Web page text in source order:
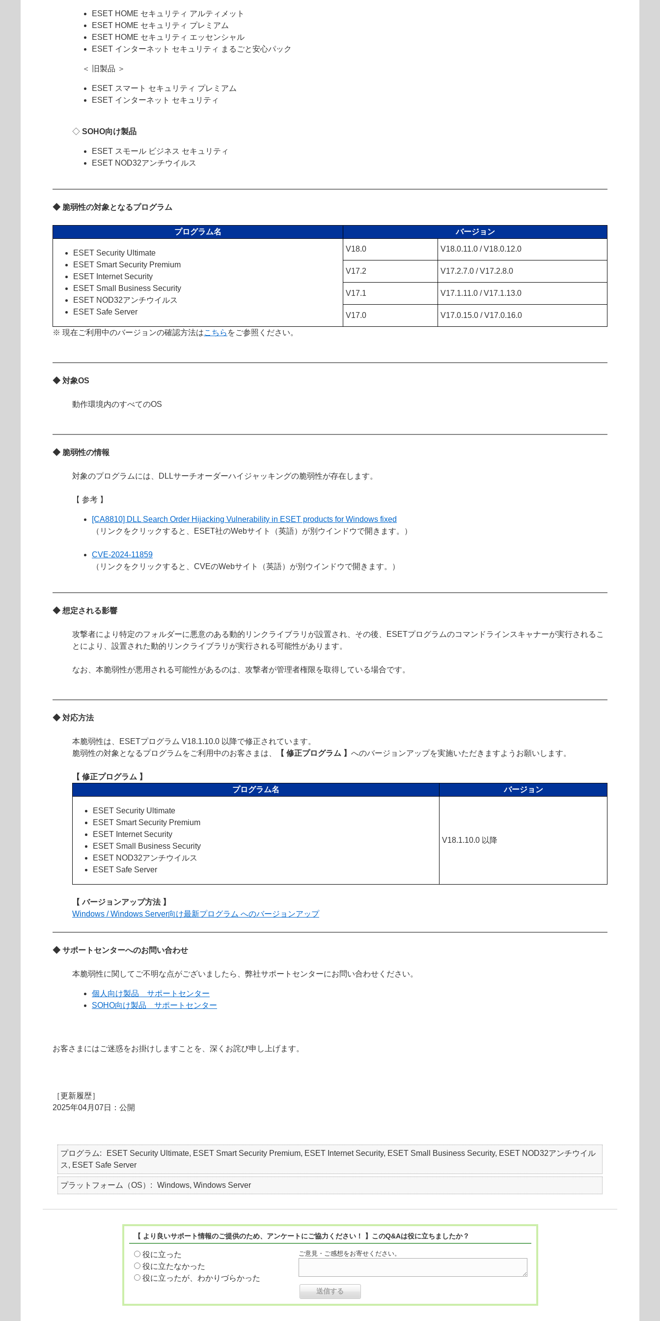
ESET HOME セキュリティ アルティメット
ESET HOME セキュリティ プレミアム
ESET HOME セキュリティ エッセンシャル
ESET インターネット セキュリティ まるごと安心パック
＜ 旧製品 ＞
ESET スマート セキュリティ プレミアム
ESET インターネット セキュリティ
◇ SOHO向け製品
ESET スモール ビジネス セキュリティ
ESET NOD32アンチウイルス
◆ 脆弱性の対象となるプログラム
プログラム名 バージョン
ESET Security Ultimate
ESET Smart Security Premium
ESET Internet Security
ESET Small Business Security
ESET NOD32アンチウイルス
ESET Safe Server
V18.0 V18.0.11.0 / V18.0.12.0
V17.2 V17.2.7.0 / V17.2.8.0
V17.1 V17.1.11.0 / V17.1.13.0
V17.0 V17.0.15.0 / V17.0.16.0
※ 現在ご利用中のバージョンの確認方法はこちら をご参照ください。
◆ 対象OS
動作環境内のすべてのOS
◆ 脆弱性の情報
対象のプログラムには、DLLサーチオーダーハイジャッキングの脆弱性が存在します。
【 参考 】
[CA8810] DLL Search Order Hijacking Vulnerability in ESET products for Windows fixed
（リンクをクリックすると、ESET社のWebサイト（英語）が別ウインドウで開きます。）
CVE-2024-11859
（リンクをクリックすると、CVEのWebサイト（英語）が別ウインドウで開きます。）
◆ 想定される影響
攻撃者により特定のフォルダーに悪意のある動的リンクライブラリが設置され、その後、ESETプログラムのコマンドラインスキャナーが実行されるこ
とにより、設置された動的リンクライブラリが実行される可能性があります。
なお、本脆弱性が悪用される可能性があるのは、攻撃者が管理者権限を取得している場合です。
◆ 対応方法
本脆弱性は、ESETプログラム V18.1.10.0 以降で修正されています。
脆弱性の対象となるプログラムをご利用中のお客さまは、
【 修正プログラム 】 へのバージョンアップを実施いただきますようお願いします。
【 修正プログラム 】
プログラム名
バージョン
ESET Security Ultimate
ESET Smart Security Premium
ESET Internet Security
ESET Small Business Security
ESET NOD32アンチウイルス
ESET Safe Server
V18.1.10.0 以降
【 バージョンアップ方法 】
Windows / Windows Server向け最新プログラム へのバージョンアップ
◆ サポートセンターへのお問い合わせ
本脆弱性に関してご不明な点がございましたら、弊社サポートセンターにお問い合わせください。
個人向け製品 サポートセンター
SOHO向け製品 サポートセンター
お客さまにはご迷惑をお掛けしますことを、深くお詫び申し上げます。
［更新履歴］
2025年04月07日：公開
プログラム
ESET Security Ultimate, ESET Smart Security Premium, ESET Internet Security, ESET Small Business Security, ESET NOD32アンチウイル
ス, ESET Safe Server
プラットフォーム（OS） Windows, Windows Server
【 より良いサポート情報のご提供のため、アンケートにご協力ください！ 】このQ&Aは役に立ちましたか？
役に立った
役に立たなかった
役に立ったが、わかりづらかった
ご意見・ご感想をお寄せください。